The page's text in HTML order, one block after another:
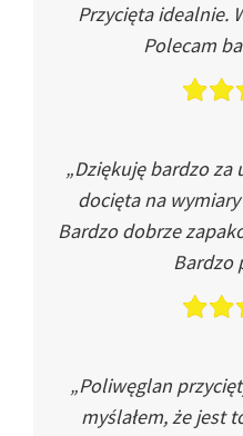
Przycięta idealnie.
Polecam
„Dziękuję bardzo za
docięta na
Bardzo dobrze
Bardzo
„Poliwęglan
myślałem, że jest